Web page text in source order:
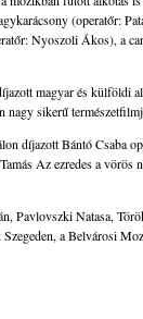
(operatőr:
Nyoszoli Ákos), a
magyar és külföldi
sikerű
díjazott Bántó Csaba
Az ezredes a
Pavlovszki Natasa,
a Belvárosi